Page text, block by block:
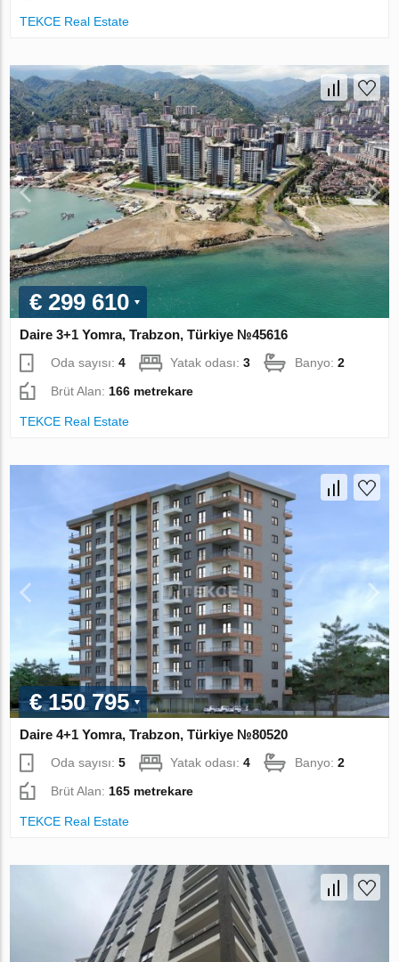
TEKCE Real Estate
€ 299 610
Daire 3+1 Yomra, Trabzon, Türkiye №45616
Oda sayısı:4 Yatak odası:3 Banyo:2
Brüt Alan: 166 metrekare
TEKCE Real Estate
€ 150 795
Daire 4+1 Yomra, Trabzon, Türkiye №80520
Oda sayısı:5 Yatak odası:4 Banyo:2
Brüt Alan: 165 metrekare
TEKCE Real Estate